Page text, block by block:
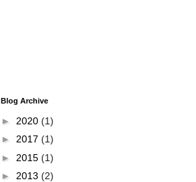
Blog Archive
► 2020 (1)
► 2017 (1)
► 2015 (1)
► 2013 (2)